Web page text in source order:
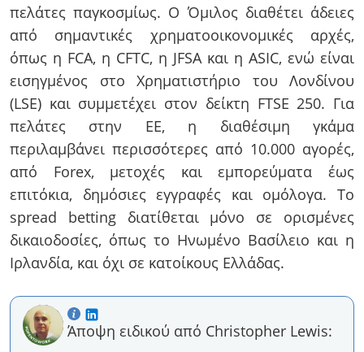
πελάτες παγκοσμίως. Ο Όμιλος διαθέτει άδειες
από σημαντικές χρηματοοικονομικές αρχές,
όπως η FCA, η CFTC, η JFSA και η ASIC, ενώ είναι
εισηγμένος στο Χρηματιστήριο του Λονδίνου
(LSE) και συμμετέχει στον δείκτη FTSE 250. Για
πελάτες στην ΕΕ, η διαθέσιμη γκάμα
περιλαμβάνει περισσότερες από 10.000 αγορές,
από Forex, μετοχές και εμπορεύματα έως
επιτόκια, δημόσιες εγγραφές και ομόλογα. Το
spread betting διατίθεται μόνο σε ορισμένες
δικαιοδοσίες, όπως το Ηνωμένο Βασίλειο και η
Ιρλανδία, και όχι σε κατοίκους Ελλάδας.
Άποψη ειδικού από Christopher Lewis: